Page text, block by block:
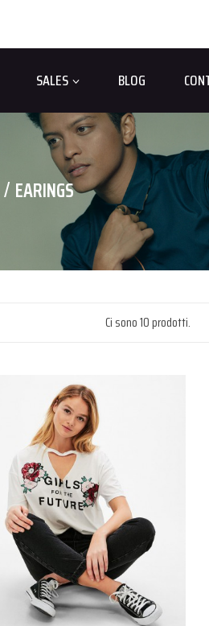
SALES BLOG
EARINGS
Ci sono 10 prodotti.